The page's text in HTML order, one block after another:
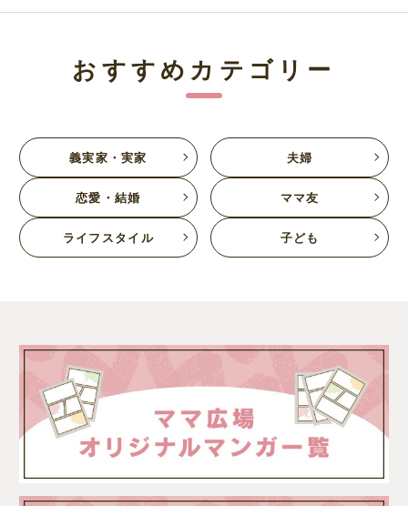
おすすめカテゴリー
義実家・実家 夫婦
恋愛・結婚 ママ友
ライフスタイル 子ども